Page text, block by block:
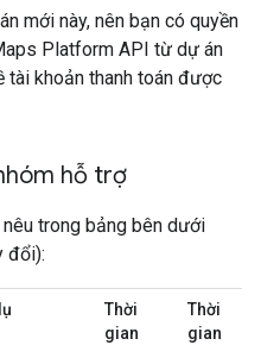
mới này, nên bạn có quyền
Platform API từ dự án
tài khoản thanh toán được
hỗ trợ
trong bảng bên dưới
đổi):
Thời
gian
Thời
gian